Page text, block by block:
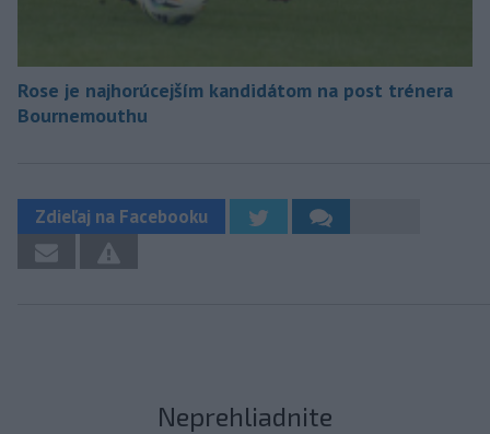
Rose je najhorúcejším kandidátom na post trénera
Bournemouthu
Zdieľaj na Facebooku
Neprehliadnite